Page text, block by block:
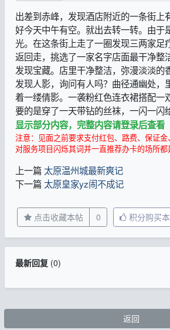
出差到赤峰，发现酒店附近的一条街上
好今天中午有空。就出去转一转。由于
光。在这条街上走了一圈发现三两家足
返回走，挑选了一家名字店面最干净整
发现宝藏。店里干净整洁，弥漫淡淡的
发现人影，询问有人吗？曲径通幽处，
着一缕倩影。一袭粉红色连衣裙搭配一
要的是穿了一天带钻的丝袜，一闪一闪
显示部分内容，完整内容请登录后查看
注意：见面之前要求支付红包、路费、保证
对服务项目闪烁其词并一直推荐办卡的场所都
上一篇 太原温州城最新爽记
下一篇 太原皇家yz闹不成记
点击收藏本帖 0 积分购买
最新回复(0)
返回